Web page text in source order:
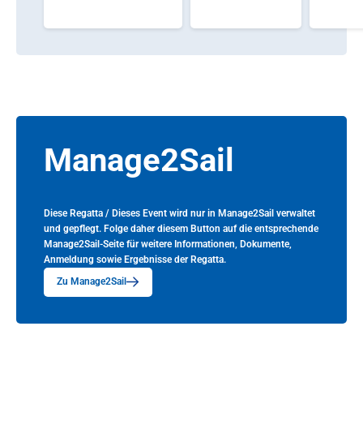
Manage2Sail
Diese Regatta / Dieses Event wird nur in Manage2Sail verwaltet
und gepflegt. Folge daher diesem Button auf die entsprechende
Manage2Sail-Seite für weitere Informationen, Dokumente,
Anmeldung sowie Ergebnisse der Regatta.
Zu Manage2Sail